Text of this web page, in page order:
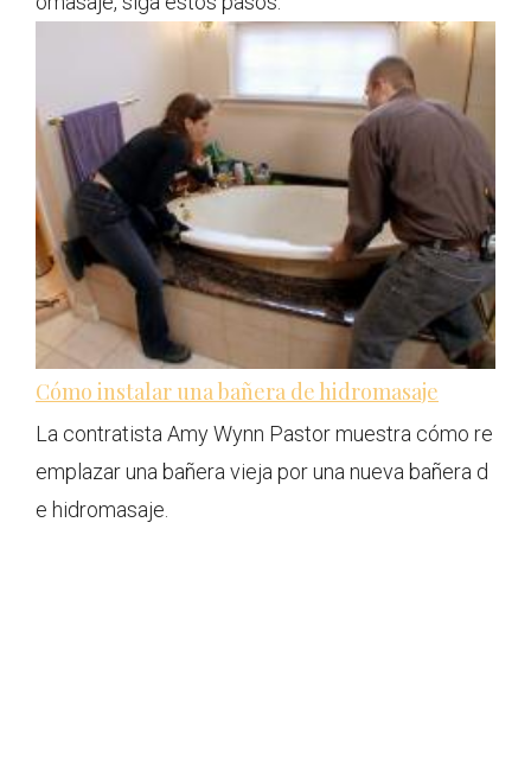
Cómo instalar una bañera de hidromasaje
La contratista Amy Wynn Pastor muestra cómo re
emplazar una bañera vieja por una nueva bañera d
e hidromasaje.